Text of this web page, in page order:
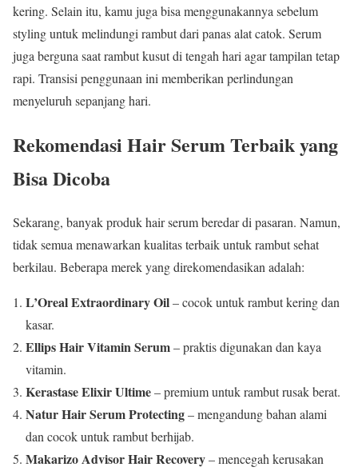
kering. Selain itu, kamu juga bisa menggunakannya sebelum
styling untuk melindungi rambut dari panas alat catok. Serum
juga berguna saat rambut kusut di tengah hari agar tampilan tetap
rapi. Transisi penggunaan ini memberikan perlindungan
menyeluruh sepanjang hari.
Rekomendasi Hair Serum Terbaik yang
Bisa Dicoba
Sekarang, banyak produk hair serum beredar di pasaran. Namun,
tidak semua menawarkan kualitas terbaik untuk rambut sehat
berkilau. Beberapa merek yang direkomendasikan adalah:
L’Oreal Extraordinary Oil– cocok untuk rambut kering dan
kasar.
Ellips Hair Vitamin Serum– praktis digunakan dan kaya
vitamin.
Kerastase Elixir Ultime– premium untuk rambut rusak berat.
Natur Hair Serum Protecting– mengandung bahan alami
dan cocok untuk rambut berhijab.
Makarizo Advisor Hair Recovery– mencegah kerusakan